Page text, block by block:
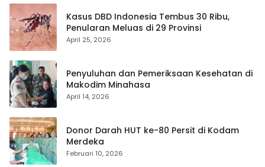
Kasus DBD Indonesia Tembus 30 Ribu,
Penularan Meluas di 29 Provinsi
April 25, 2026
Penyuluhan dan Pemeriksaan Kesehatan di
Makodim Minahasa
April 14, 2026
Donor Darah HUT ke-80 Persit di Kodam
Merdeka
Februari 10, 2026